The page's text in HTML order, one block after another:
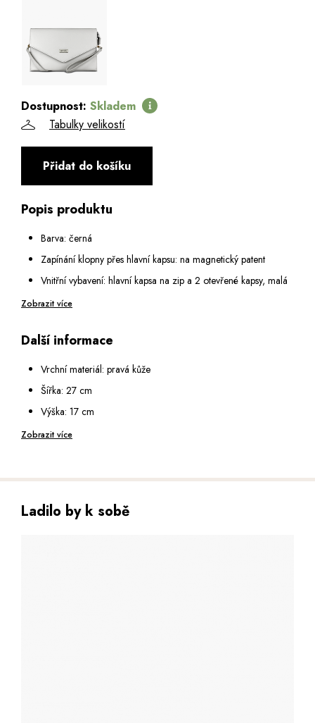
Dostupnost: Skladem
Tabulky velikostí
Přidat do košíku
Popis produktu
Barva: černá
Zapínání klopny přes hlavní kapsu: na magnetický patent
Vnitřní vybavení: hlavní kapsa na zip a 2 otevřené kapsy, malá
kapsa na zip
Popruh na rameno: odepínatelný a nastavitelný v rozmezí 65 -
125 cm
Zobrazit více
Další informace
Vrchní materiál: pravá kůže
Šířka: 27 cm
Výška: 17 cm
Hloubka: 2 cm
Zobrazit více
Ladilo by k sobě